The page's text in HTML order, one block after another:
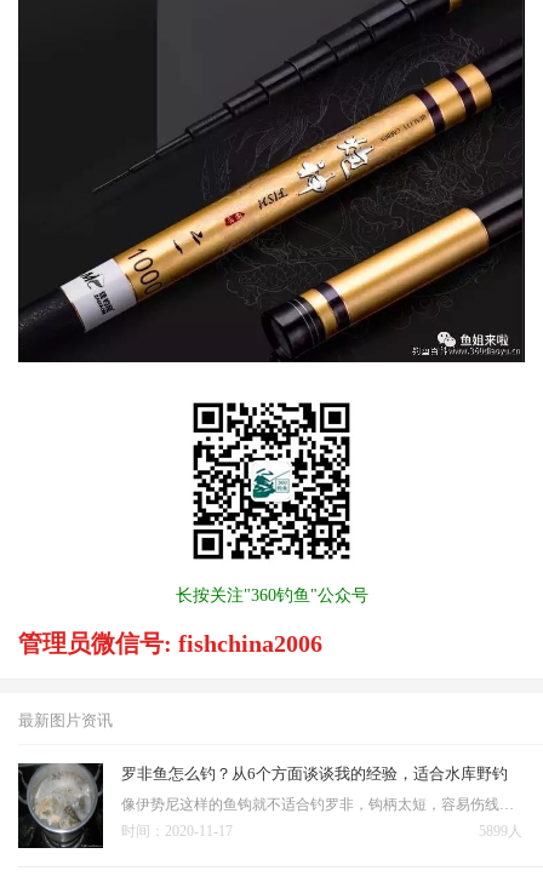
长按关注"360钓鱼"公众号
管理员微信号: fishchina2006
最新图片资讯
罗非鱼怎么钓？从6个方面谈谈我的经验，适合水库野钓
像伊势尼这样的鱼钩就不适合钓罗非，钩柄太短，容易伤线，即便是用耐磨的激光线或大力马，钩条钩尖太短、钩门窄也不容易打穿罗非嘴。 水库钓罗非鱼不像钓鱼塘用小钩细线，鱼塘钓罗非用1号尼龙线可以钓到4，5斤的罗非…
5899人
时间：2020-11-17